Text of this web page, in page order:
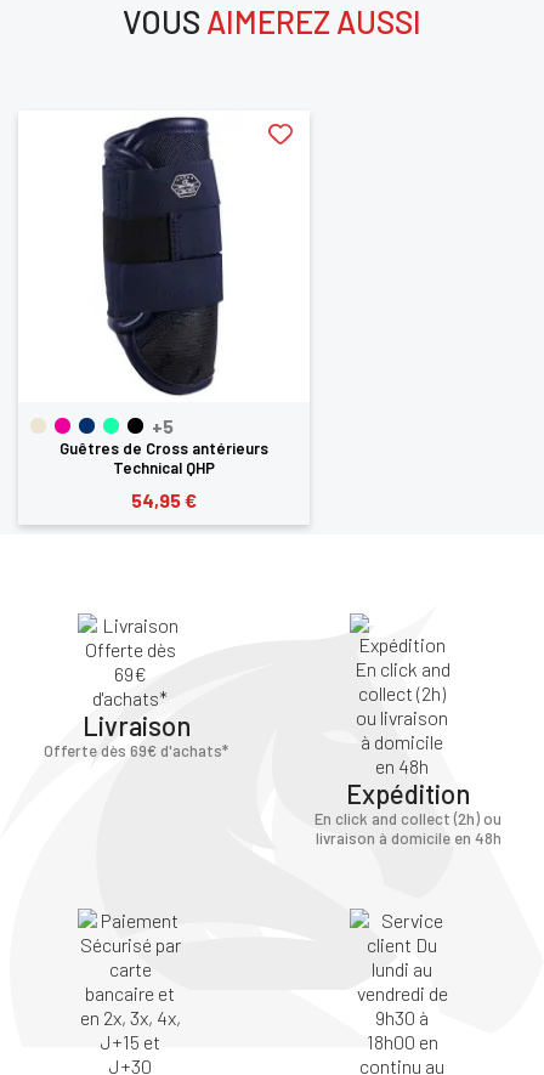
VOUS AIMEREZ AUSSI
+5
Guêtres de Cross antérieurs
Technical QHP
54,95 €
Livraison
Offerte dès 69€ d'achats*
Expédition
En click and collect (2h) ou
livraison à domicile en 48h